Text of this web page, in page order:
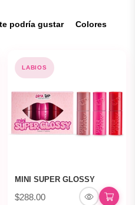
podría gustar Colores
LABIOS
MINI SUPER GLOSSY
$288.00